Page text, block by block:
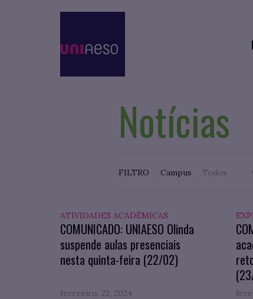
Notícias
FILTRO Campus
ATIVIDADES ACADÊMICAS
COMUNICADO: UNIAESO Olinda
suspende aulas presenciais
nesta quinta-feira (22/02)
fevereiro. 22, 2024